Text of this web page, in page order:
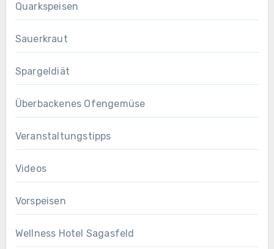
Quarkspeisen
Sauerkraut
Spargeldiät
Überbackenes Ofengemüse
Veranstaltungstipps
Videos
Vorspeisen
Wellness Hotel Sagasfeld